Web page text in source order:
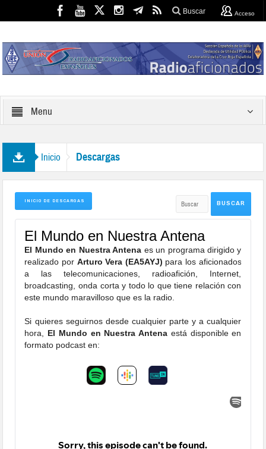
Buscar Acceso
Menu
Inicio Descargas
INICIO DE DESCARGAS
El Mundo en Nuestra Antena
El Mundo en Nuestra Antena es un programa dirigido y
realizado por Arturo Vera (EA5AYJ) para los aficionados
a las telecomunicaciones, radioafición, Internet,
broadcasting, onda corta y todo lo que tiene relación con
este mundo maravilloso que es la radio.
Si quieres seguirnos desde cualquier parte y a cualquier
hora, El Mundo en Nuestra Antena está disponible en
formato podcast en: